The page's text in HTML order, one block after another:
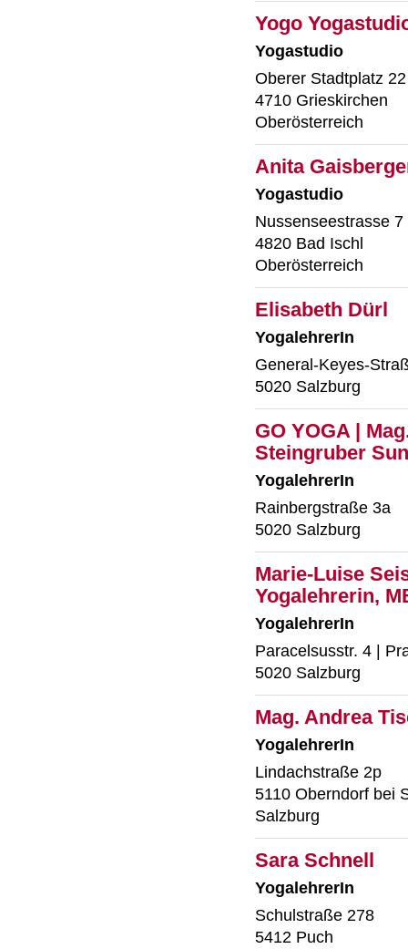
Yogo
Yogastudio
Oberer Stadtplatz 22
4710 Grieskirchen
Oberösterreich
Anita
Yogastudio
Nussenseestrasse 7
4820 Bad Ischl
Oberösterreich
Elisabeth Dürl
YogalehrerIn
General-Keyes-
5020 Salzburg
GO YOGA |
Steingruber
YogalehrerIn
Rainbergstraße 3a
5020 Salzburg
Marie-Luise
Yogalehrerin,
YogalehrerIn
Paracelsusstr. 4 |
5020 Salzburg
Mag. Andrea
YogalehrerIn
Lindachstraße 2p
5110 Oberndorf bei
Salzburg
Sara Schnell
YogalehrerIn
Schulstraße 278
5412 Puch